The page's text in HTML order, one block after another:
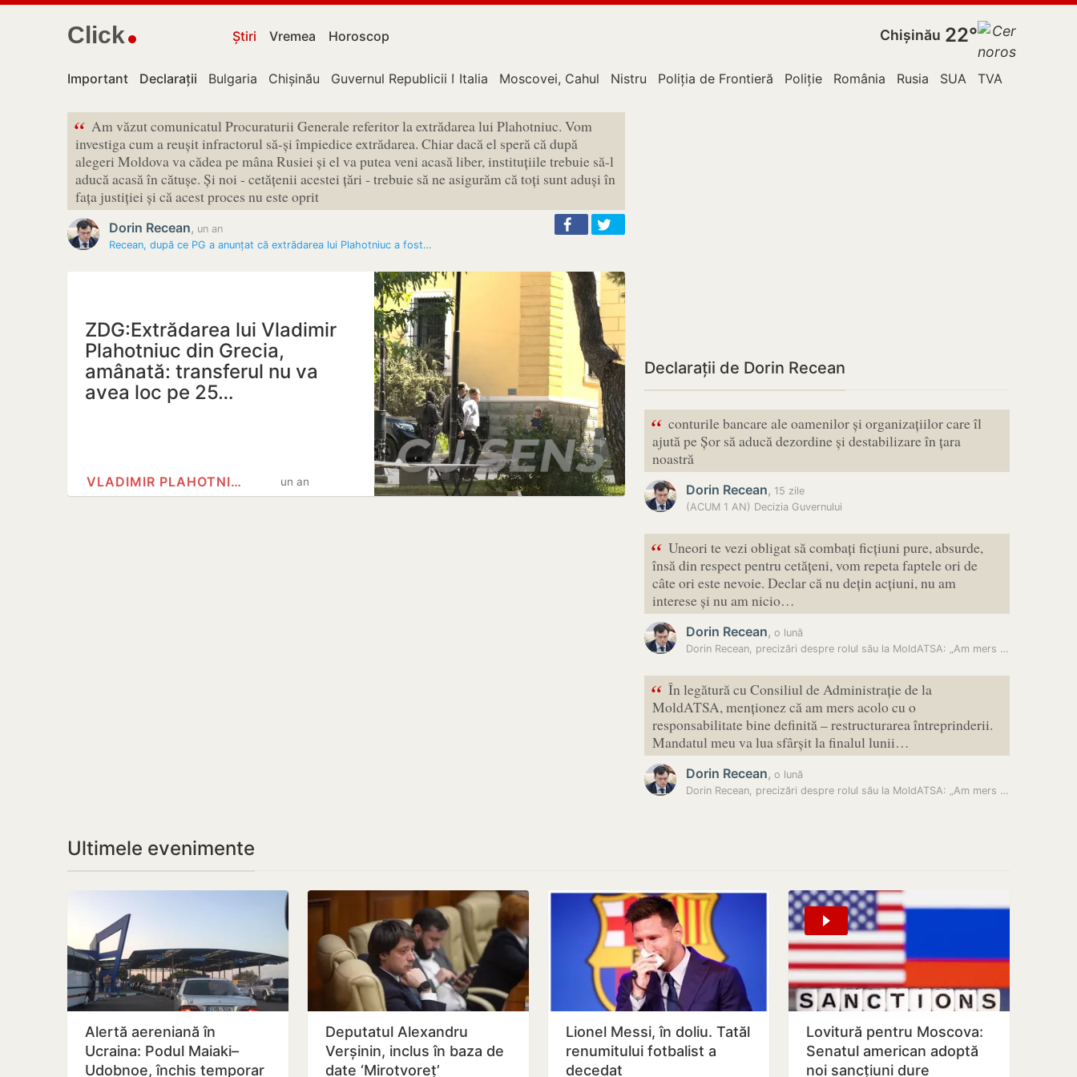
Click Știri Vremea Horoscop Chișinău 22°
Important Declarații Bulgaria Chișinău Guvernul Republicii Moldova
Italia Moscovei, Cahul Nistru Poliția de Frontieră Poliție România Rusia SUA TVA
“ Am văzut comunicatul Procuraturii Generale referitor la extrădarea lui Plahotniuc. Vom
investiga cum a reușit infractorul să-și împiedice extrădarea. Chiar dacă el speră că după
alegeri Moldova va cădea pe mâna Rusiei și el va putea veni acasă liber, instituțiile trebuie să-l
aducă acasă în cătușe. Și noi - cetățenii acestei țări - trebuie să ne asigurăm că toți sunt aduși în
fața justiției și că acest proces nu este oprit
Dorin Recean, un an
Recean, după ce PG a anunțat că extrădarea lui Plahotniuc a fost…
ZDG:Extrădarea lui Vladimir
Plahotniuc din Grecia,
amânată: transferul nu va
avea loc pe 25…
un an
VLADIMIR PLAHOTNIUC
Declarații de Dorin Recean
“ conturile bancare ale oamenilor și organizațiilor care îl
ajută pe Șor să aducă dezordine și destabilizare în țara
noastră
Dorin Recean, 15 zile
(ACUM 1 AN) Decizia Guvernului
“ Uneori te vezi obligat să combați ficțiuni pure, absurde,
însă din respect pentru cetățeni, vom repeta faptele ori de
câte ori este nevoie. Declar că nu dețin acțiuni, nu am
interese și nu am nicio…
Dorin Recean, o lună
Dorin Recean, precizări despre rolul său la MoldATSA: „Am mers acolo…
“ În legătură cu Consiliul de Administrație de la
MoldATSA, menționez că am mers acolo cu o
responsabilitate bine definită – restructurarea întreprinderii.
Mandatul meu va lua sfârșit la finalul lunii…
Dorin Recean, o lună
Dorin Recean, precizări despre rolul său la MoldATSA: „Am mers acolo…
Ultimele evenimente
Alertă aereniană în
Ucraina: Podul Maiaki–
Udobnoe, închis temporar
Deputatul Alexandru
Verșinin, inclus în baza de
date ‘Mirotvoreț’
Lionel Messi, în doliu. Tatăl
renumitului fotbalist a
decedat
Lovitură pentru Moscova:
Senatul american adoptă
noi sancțiuni dure